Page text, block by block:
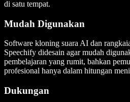
di satu tempat.
Mudah Digunakan
Software kloning suara AI dan
Speechify didesain agar mudah
pembelajaran yang rumit, bahkan
profesional hanya dalam hitungan
Dukungan